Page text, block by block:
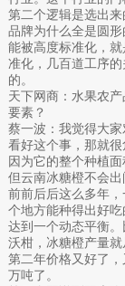
第二个逻辑是选出
品牌为什么全是圆
能被高度标准化，
准化，几百道工序
的。
天下网商：水果农
要素？
蔡一波：我觉得大
看好这个事，那就
因为它的整个种植面
但云南冰糖橙不会
前前后后这么多年
个地方能种得出好
达到一个动态平衡
沃柑，冰糖橙产量
第二年价格又好了
万吨了。